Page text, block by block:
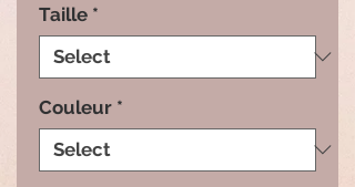
Taille *
Couleur *